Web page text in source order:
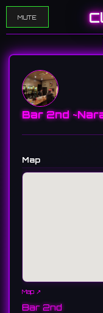
MUTE
Bar 2nd
Map
Map ↗
Bar 2nd